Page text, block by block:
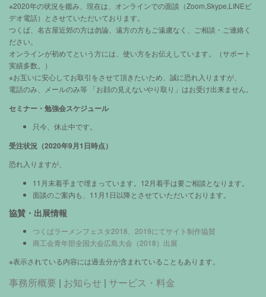
※2020年の状況を鑑み、現在は、オンラインでの面談（Zoom,Skype,LINEビ
デオ電話）とさせていただいております。
つくば、名古屋近郊の方は勿論、遠方の方もご遠慮なく、ご相談・ご連絡く
ださい。
オンラインが初めてという方には、使い方をお伝えしています。（サポート
実績多数。）
※お互いに安心してお取引をさせて頂きたいため、誠に恐れ入りますが、
電話のみ、メールのみ等 「お顔の見えないやり取り」はお受け出来ません。
セミナー・勉強会スケジュール
只今、休止中です。
受注状況（2020年9月1日時点）
恐れ入りますが、
11月末着手まで埋まっています。12月着手は要ご相談となります。
面談のご案内も、11月1日以降とさせていただいております。
協賛・出展情報
つくばラーメンフェスタ2018、2019にてサイト制作協賛
商工会青年部全国大会広島大会（2018）出展
※表示されている内容には過去分が含まれていることもあります。
事務所概要 | お知らせ | サービス・料金